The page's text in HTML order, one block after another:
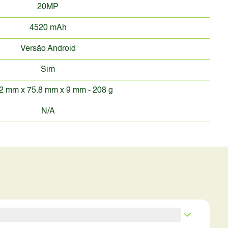
20MP
4520 mAh
Versão Android
Sim
mm x 75.8 mm x 9 mm - 208 g
N/A